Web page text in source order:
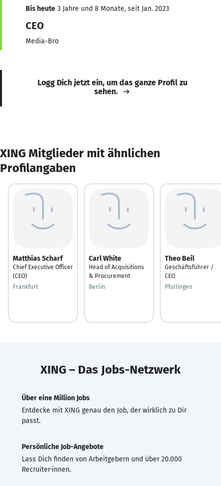
Bis heute 3 Jahre und 8 Monate, seit Jan. 2023
CEO
Media-Bro
Logg Dich jetzt ein, um das ganze Profil zu
sehen.
XING Mitglieder mit ähnlichen
Profilangaben
Matthias Scharf
Chief Executive Officer
(CEO)
Frankfurt
Carl White
Head of Acquisitions
& Procurement
Berlin
Theo Beil
Geschäftsführer /
CEO
Pfullingen
XING – Das Jobs-Netzwerk
Über eine Million Jobs
Entdecke mit XING genau den Job, der wirklich zu Dir
passt.
Persönliche Job-Angebote
Lass Dich finden von Arbeitgebern und über 20.000
Recruiter·innen.